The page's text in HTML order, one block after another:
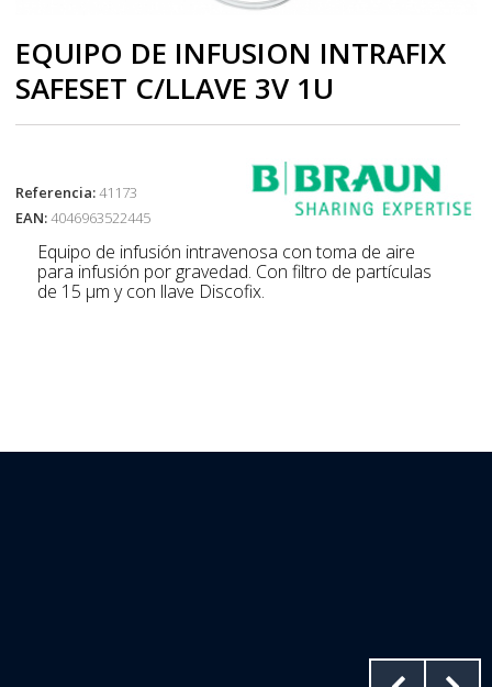
EQUIPO DE INFUSION INTRAFIX
SAFESET C/LLAVE 3V 1U
Referencia:41173
EAN:4046963522445
Equipo de infusión intravenosa con toma de aire
para infusión por gravedad. Con filtro de partículas
de 15 µm y con llave Discofix.